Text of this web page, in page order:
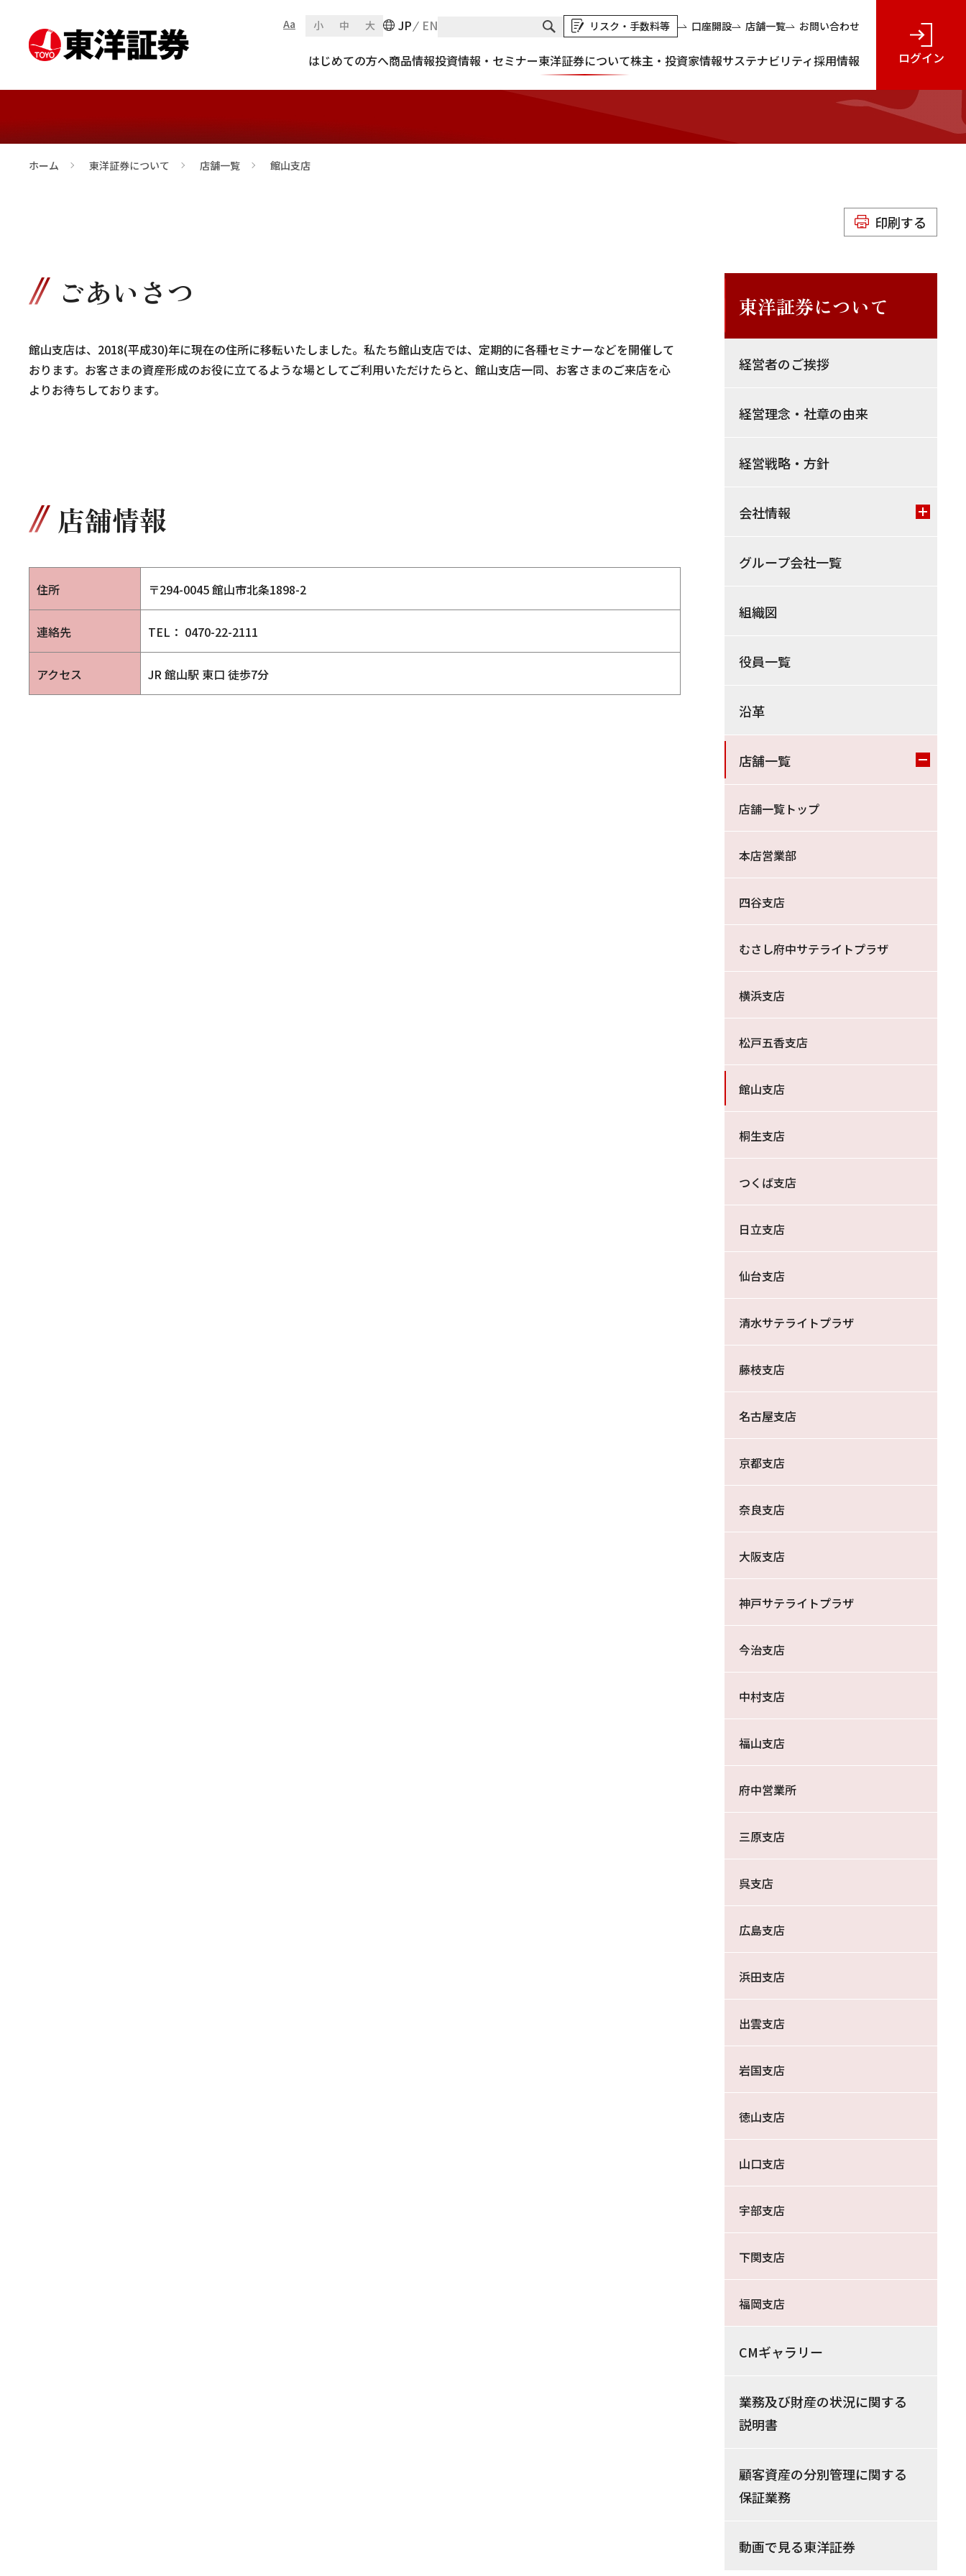
Aa 小 中 大 JP EN リスク・手数料等 口座開設 店舗一覧 お問い合わせ
はじめての方へ商品情報投資情報・セミナー東洋証券について株主・投資家情報サステナビリティ採用情報 ログイン
館山支店
ホーム >
東洋証券について >
店舗一覧 >
館山支店
印刷する
ごあいさつ
館山支店は、2018(平成30)年に現在の住所に移転いたしました。私たち館山支店では、定期的に各種セミナーなどを開催して
おります。お客さまの資産形成のお役に立てるような場としてご利用いただけたらと、館山支店一同、お客さまのご来店を心
よりお待ちしております。
店舗情報
住所 〒294-0045 館山市北条1898-2
連絡先 TEL： 0470-22-2111
アクセス JR 館山駅 東口 徒歩7分
東洋証券について
経営者のご挨拶
経営理念・社章の由来
経営戦略・方針
会社情報
グループ会社一覧
組織図
役員一覧
沿革
店舗一覧
店舗一覧トップ
本店営業部
四谷支店
むさし府中サテライトプラザ
横浜支店
松戸五香支店
館山支店
桐生支店
つくば支店
日立支店
仙台支店
清水サテライトプラザ
藤枝支店
名古屋支店
京都支店
奈良支店
大阪支店
神戸サテライトプラザ
今治支店
中村支店
福山支店
府中営業所
三原支店
呉支店
広島支店
浜田支店
出雲支店
岩国支店
徳山支店
山口支店
宇部支店
下関支店
福岡支店
CMギャラリー
業務及び財産の状況に関する
説明書
顧客資産の分別管理に関する
保証業務
動画で見る東洋証券